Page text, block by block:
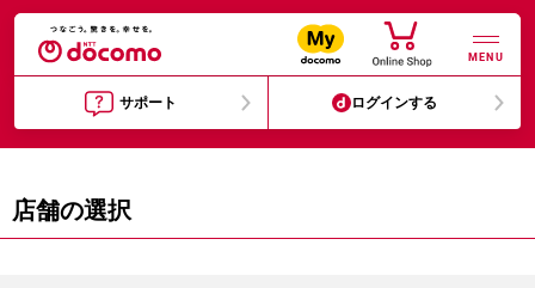
MENU
サポート ログインする
店舗の選択